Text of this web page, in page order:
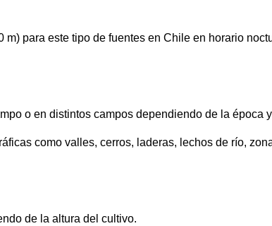
para este tipo de fuentes en Chile en horario
o en distintos campos dependiendo de la época
como valles, cerros, laderas, lechos de río,
de la altura del cultivo.